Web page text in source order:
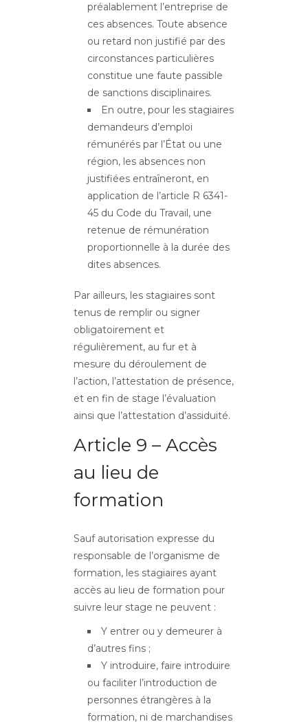
préalablement l’entreprise de
ces absences. Toute absence
ou retard non justifié par des
circonstances particulières
constitue une faute passible
de sanctions disciplinaires.
En outre, pour les stagiaires
demandeurs d’emploi
rémunérés par l’État ou une
région, les absences non
justifiées entraîneront, en
application de l’article R 6341-
45 du Code du Travail, une
retenue de rémunération
proportionnelle à la durée des
dites absences.
Par ailleurs, les stagiaires sont
tenus de remplir ou signer
obligatoirement et
régulièrement, au fur et à
mesure du déroulement de
l’action, l’attestation de présence,
et en fin de stage l’évaluation
ainsi que l’attestation d’assiduité.
Article 9 – Accès
au lieu de
formation
Sauf autorisation expresse du
responsable de l’organisme de
formation, les stagiaires ayant
accès au lieu de formation pour
suivre leur stage ne peuvent :
Y entrer ou y demeurer à
d’autres fins ;
Y introduire, faire introduire
ou faciliter l’introduction de
personnes étrangères à la
formation, ni de marchandises